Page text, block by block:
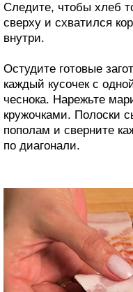
Следите, чтобы хлеб
сверху и схватился
внутри.
Остудите готовые
каждый кусочек с
чеснока. Нарежьте
кружочками. Полоски
пополам и сверните
по диагонали.